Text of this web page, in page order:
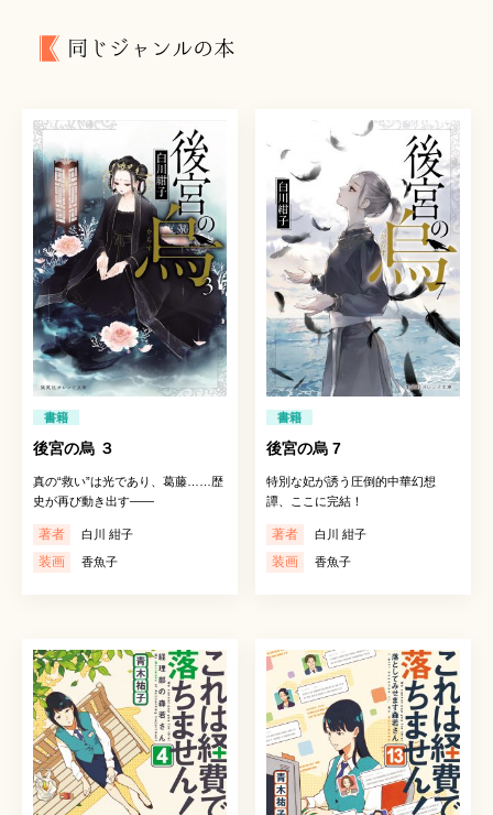
同じジャンルの本
書籍
後宮の烏 ３
真の“救い”は光であり、葛藤……歴
史が再び動き出す――
著者 白川 紺子
装画 香魚子
書籍
後宮の烏 7
特別な妃が誘う圧倒的中華幻想
譚、ここに完結！
著者 白川 紺子
装画 香魚子